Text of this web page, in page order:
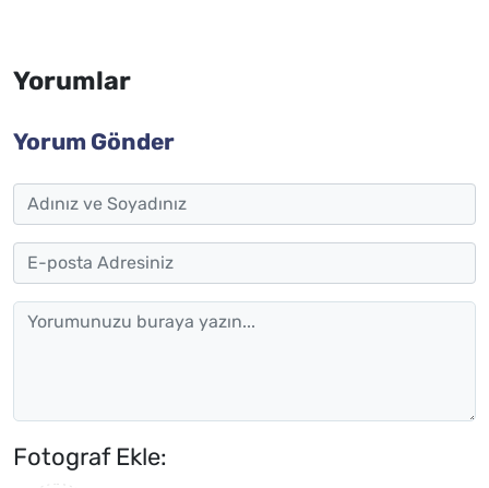
Yorumlar
Yorum Gönder
Fotograf Ekle: